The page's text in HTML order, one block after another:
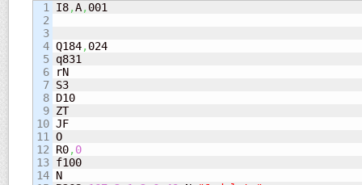
1
2
3
4
5
6
7
8
9
10
11
12
13
14
I8,A, 001
Q184,024
q831
rN
S3
D10
ZT
JF
O
R0,0
f100
N